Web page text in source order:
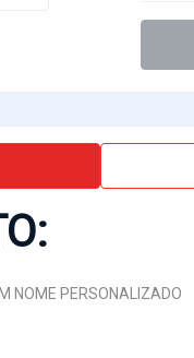
NOME PERSONALIZADO